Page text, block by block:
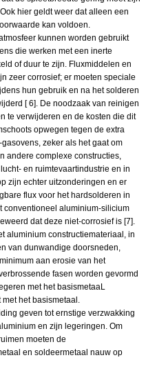
hier geldt weer dat alleen een
kan voldoen.
kunnen worden gebruikt
die werken met een inerte
of duur te zijn. Fluxmiddelen en
zeer corrosief; er moeten speciale
hun gebruik en na het solderen
[ 6]. De noodzaak van reinigen
te verwijderen en de kosten die dit
opwegen tegen de extra
zeker als het gaat om
andere complexe constructies,
en ruimtevaartindustrie en in
zijn echter uitzonderingen en er
flux voor het hardsolderen in
conventioneel aluminium-silicium
dat deze niet-corrosief is [7].
aluminium constructiemateriaal, in
van dunwandige doorsneden,
aan erosie van het
fasen worden gevormd
met het basismetaaL
het basismetaal.
geven tot ernstige verzwakking
en zijn legeringen. Om
moeten de
en soldeermetaal nauw op